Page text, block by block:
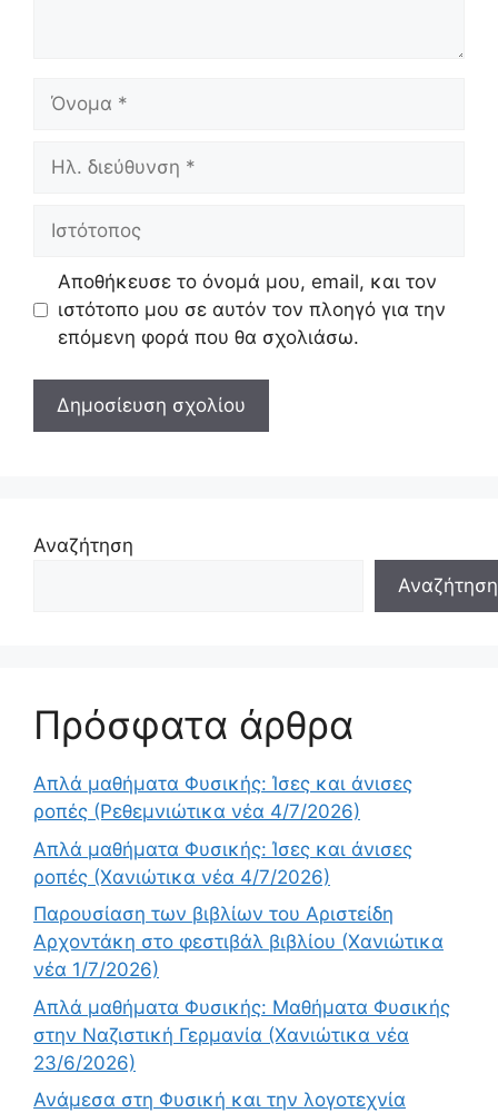
διεύθυνση
Αποθήκευσε το όνομά μου, email, και τον
ιστότοπο μου σε αυτόν τον πλοηγό για την
επόμενη φορά που θα σχολιάσω.
Αναζήτηση
Αναζήτηση
Πρόσφατα άρθρα
Απλά μαθήματα Φυσικής: Ίσες και άνισες
ροπές (Ρεθεμνιώτικα νέα 4/7/2026)
Απλά μαθήματα Φυσικής: Ίσες και άνισες
ροπές (Χανιώτικα νέα 4/7/2026)
Παρουσίαση των βιβλίων του Αριστείδη
Αρχοντάκη στο φεστιβάλ βιβλίου (Χανιώτικα
νέα 1/7/2026)
Απλά μαθήματα Φυσικής: Μαθήματα Φυσικής
στην Ναζιστική Γερμανία (Χανιώτικα νέα
23/6/2026)
Ανάμεσα στη Φυσική και την λογοτεχνία